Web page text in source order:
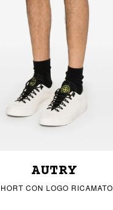
AUTRY
CON LOGO RICAMATO